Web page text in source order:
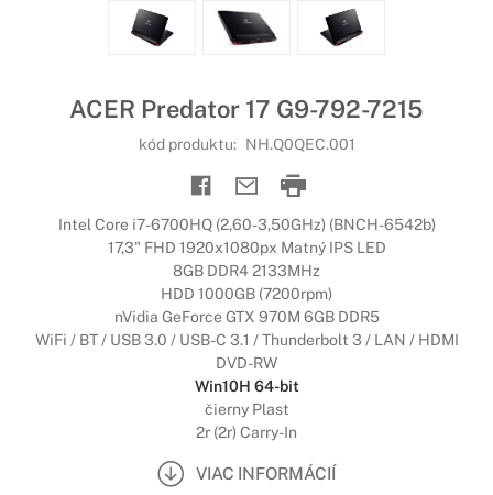
ACER Predator 17 G9-792-7215
kód produktu: NH.Q0QEC.001
Intel Core i7-6700HQ (2,60-3,50GHz) (BNCH-6542b)
17,3" FHD 1920x1080px Matný IPS LED
8GB DDR4 2133MHz
HDD 1000GB (7200rpm)
nVidia GeForce GTX 970M 6GB DDR5
WiFi / BT / USB 3.0 / USB-C 3.1 / Thunderbolt 3 / LAN / HDMI
DVD-RW
Win10H 64-bit
čierny Plast
2r (2r) Carry-In
VIAC INFORMÁCIÍ